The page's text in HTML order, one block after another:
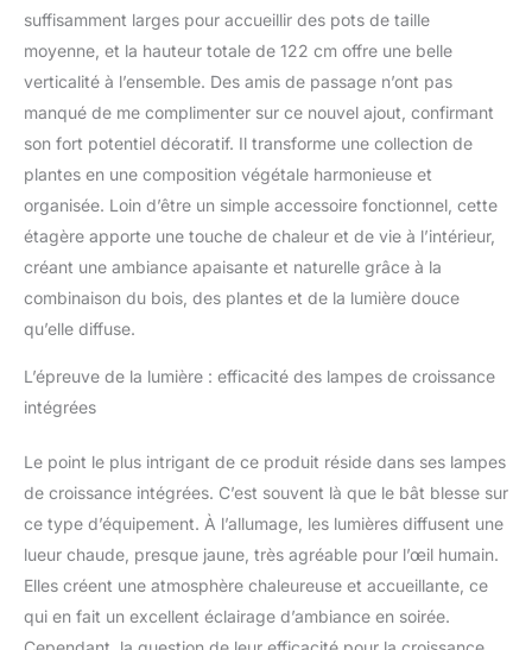
maximise l'espace, ce qui
le rend adapté pour
mettre en valeur
plusieurs plantes dans
votre salon, chambre à
courbes inspirées de la
vigne apportent une
touche artistique,
transformant n'importe
quel coin en une oasis
luxuriante tout en
[Polyvalent et
plantes avec lampe de
croissance, cette pièce
polyvalente affiche des
livres, des photos ou des
décorations. Son design
élégant en fait un cadeau
idéal ou un ajout élégant
à n'importe quelle pièce.
suffisamment larges pour accueillir des pots de taille
moyenne, et la hauteur totale de 122 cm offre une belle
verticalité à l’ensemble. Des amis de passage n’ont pas
manqué de me complimenter sur ce nouvel ajout, confirmant
son fort potentiel décoratif. Il transforme une collection de
plantes en une composition végétale harmonieuse et
organisée. Loin d’être un simple accessoire fonctionnel, cette
étagère apporte une touche de chaleur et de vie à l’intérieur,
créant une ambiance apaisante et naturelle grâce à la
combinaison du bois, des plantes et de la lumière douce
qu’elle diffuse.
L’épreuve de la lumière : efficacité des lampes de croissance
intégrées
Le point le plus intrigant de ce produit réside dans ses lampes
de croissance intégrées. C’est souvent là que le bât blesse sur
ce type d’équipement. À l’allumage, les lumières diffusent une
lueur chaude, presque jaune, très agréable pour l’œil humain.
Elles créent une atmosphère chaleureuse et accueillante, ce
qui en fait un excellent éclairage d’ambiance en soirée.